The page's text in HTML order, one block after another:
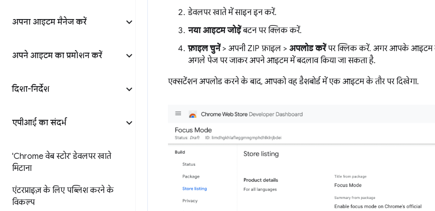
अपना आइटम मैनेज करें
अपने आइटम का प्रमोशन करें
दिशा-निर्देश
एपीआई का संदर्भ
'Chrome वेब स्टोर' डेवलपर खाते
मिटाना
एंटरप्राइज़ के लिए पब्लिश करने के
विकल्प
डेवलपर खाते में साइन इन करें.
नया आइटम जोड़ेंबटन पर क्लिक करें.
फ़ाइल चुनें> अपनी ZIP फ़ाइल > अपलोड करेंपर क्लिक करें. अगर आपके आइटम
अगले पेज पर जाकर अपने आइटम में बदलाव किया जा सकता है.
एक्सटेंशन अपलोड करने के बाद, आपको वह डैशबोर्ड में एक आइटम के तौर पर दिखेगा.